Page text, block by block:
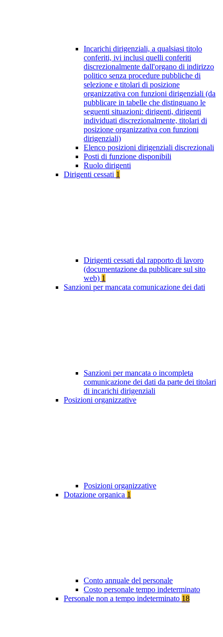
Incarichi dirigenziali, a qualsiasi titolo
conferiti, ivi inclusi quelli conferiti
discrezionalmente dall'organo di indirizzo
politico senza procedure pubbliche di
selezione e titolari di posizione
organizzativa con funzioni dirigenziali (da
pubblicare in tabelle che distinguano le
seguenti situazioni: dirigenti, dirigenti
individuati discrezionalmente, titolari di
posizione organizzativa con funzioni
dirigenziali)
Elenco posizioni dirigenziali discrezionali
Posti di funzione disponibili
Ruolo dirigenti
Dirigenti cessati 1
Dirigenti cessati dal rapporto di lavoro
(documentazione da pubblicare sul sito
web) 1
Sanzioni per mancata comunicazione dei dati
Sanzioni per mancata o incompleta
comunicazione dei dati da parte dei titolari
di incarichi dirigenziali
Posizioni organizzative
Posizioni organizzative
Dotazione organica 1
Conto annuale del personale
Costo personale tempo indeterminato
Personale non a tempo indeterminato 18